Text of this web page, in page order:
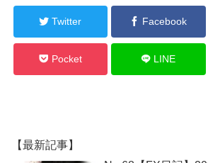
Twitter Facebook
Pocket LINE
【最新記事】